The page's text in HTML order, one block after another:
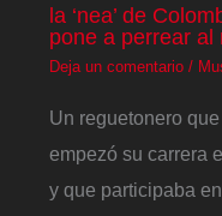
la ‘nea’ de
pone a perrear al
Deja un comentario /
Un reguetonero
empezó su carrera
y que participaba